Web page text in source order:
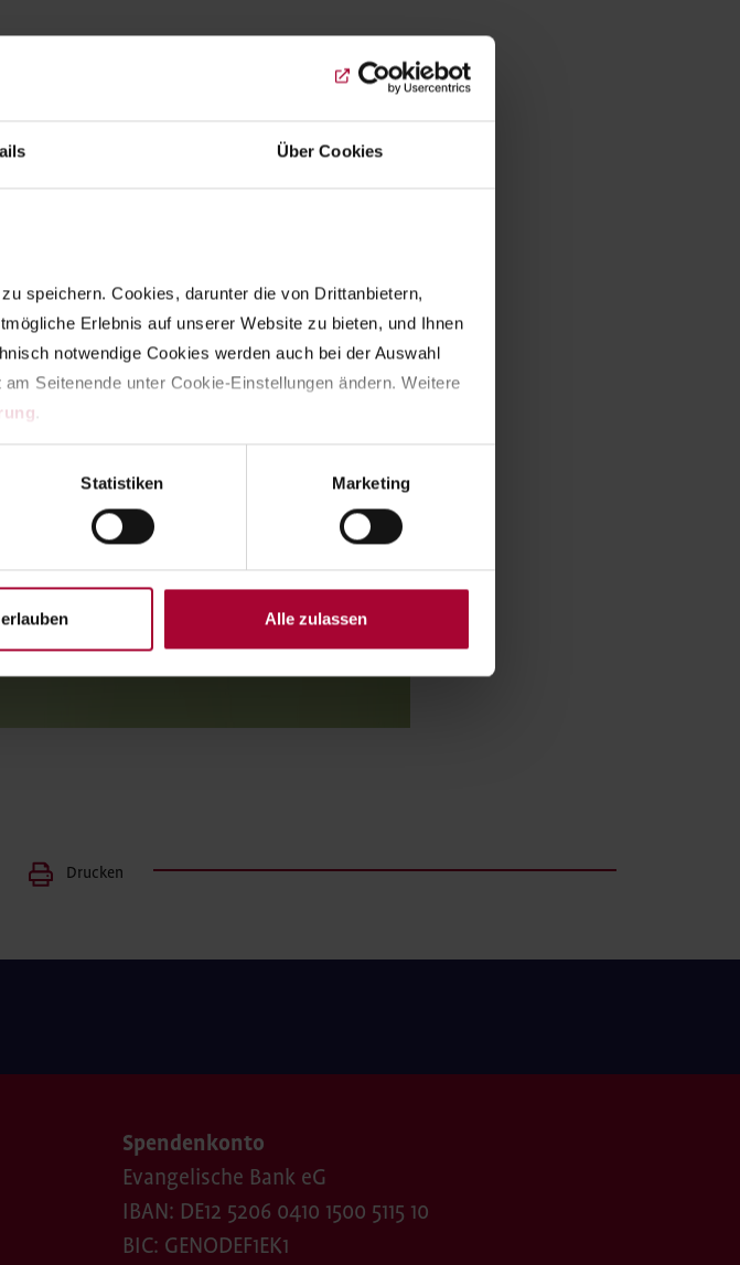
Über Cookies
speichern. Cookies, darunter die von Drittanbietern,
Erlebnis auf unserer Website zu bieten, und Ihnen
notwendige Cookies werden auch bei der Auswahl
Seitenende unter Cookie-Einstellungen ändern. Weitere
Statistiken Marketing
Alle zulassen
Drucken
Spendenkonto
Evangelische Bank eG
IBAN: DE12 5206 0410 1500 5115 10
BIC: GENODEF1EK1